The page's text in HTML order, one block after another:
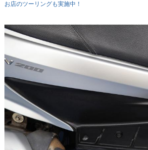
お店のツーリングも実施中！